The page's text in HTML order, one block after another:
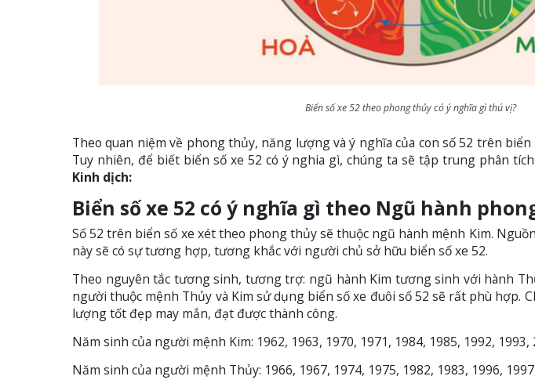
Biển số xe 52 theo phong thủy có ý nghĩa gì thú vị?
Theo quan niệm về phong thủy, năng lượng và ý nghĩa của con số 52 trên
Tuy nhiên, để biết biển số xe 52 có ý nghia gì, chúng ta sẽ tập trung phân
Kinh dịch:
Biển số xe 52 có ý nghĩa gì theo Ngũ hành
Số 52 trên biển số xe xét theo phong thủy sẽ thuộc ngũ hành mệnh Kim.
này sẽ có sự tương hợp, tương khắc với người chủ sở hữu biển số xe 52.
Theo nguyên tắc tương sinh, tương trợ: ngũ hành Kim tương sinh với hành
người thuộc mệnh Thủy và Kim sử dụng biển số xe đuôi số 52 sẽ rất phù hợp.
lượng tốt đẹp may mắn, đạt được thành công.
Năm sinh của người mệnh Kim: 1962, 1963, 1970, 1971, 1984, 1985, 1992, 1993,
Năm sinh của người mệnh Thủy: 1966, 1967, 1974, 1975, 1982, 1983, 1996,